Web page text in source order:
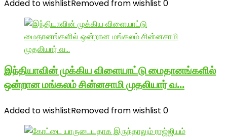
Added to wishlistRemoved from wishlist 0
இந்தியாவின் முக்கிய விளையாட்டு மைதானங்களில்
ஒன்றான மங்கலம் சின்னசாமி முதலியார் வ…
Added to wishlistRemoved from wishlist 0